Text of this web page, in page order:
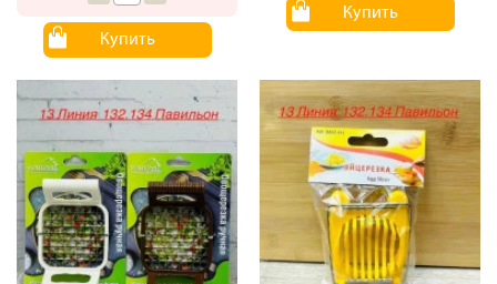
Купить
Купить